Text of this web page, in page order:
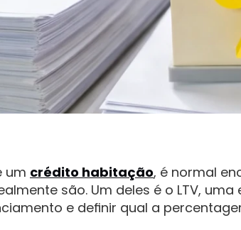
um crédito habitação, é normal
são. Um deles é o LTV,
e definir qual a